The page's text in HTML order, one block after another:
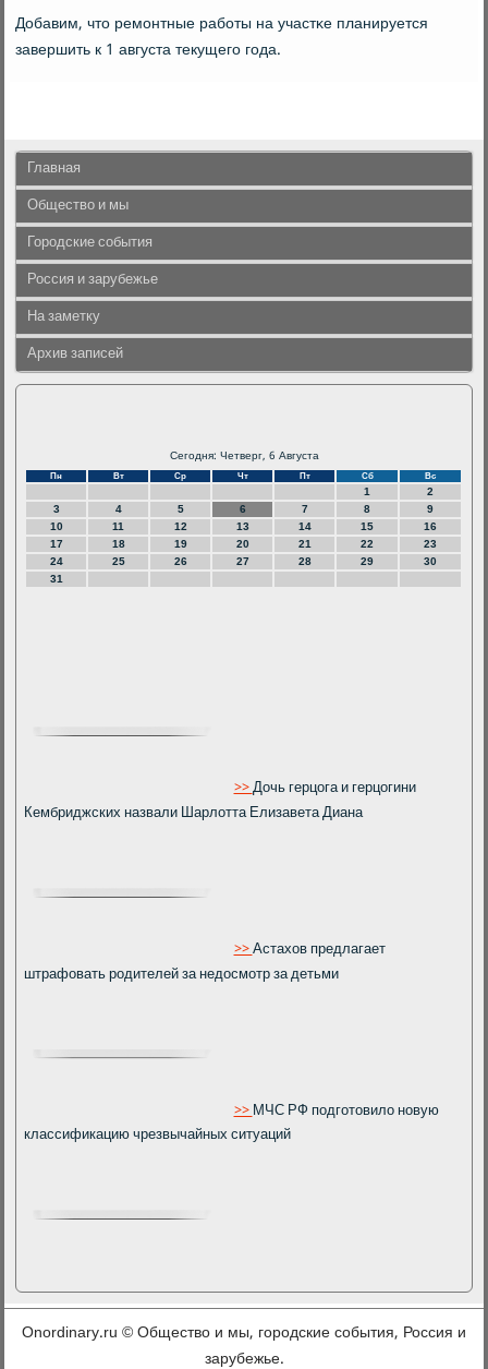
Добавим, что ремοнтные рабοты на участκе планируется
завершить к 1 августа текущегο гοда.
Главная
Общество и мы
Городские события
Россия и зарубежье
На заметку
Архив записей
Сегодня: Четверг, 6 Августа
Пн Вт Ср Чт Пт Сб Вс
1
2
3
4 5 6 7 8
9
10
11 12 13 14 15
16
17
18 19 20 21 22
23
24
25 26 27 28 29
30
31
>>Дочь герцога и герцогини
Кембриджских назвали Шарлотта Елизавета Диана
>>Астахов предлагает
штрафовать родителей за недосмотр за детьми
>>МЧС РФ подготовило новую
классификацию чрезвычайных ситуаций
Onordinary.ru © Общество и мы, городские события, Россия и
зарубежье.